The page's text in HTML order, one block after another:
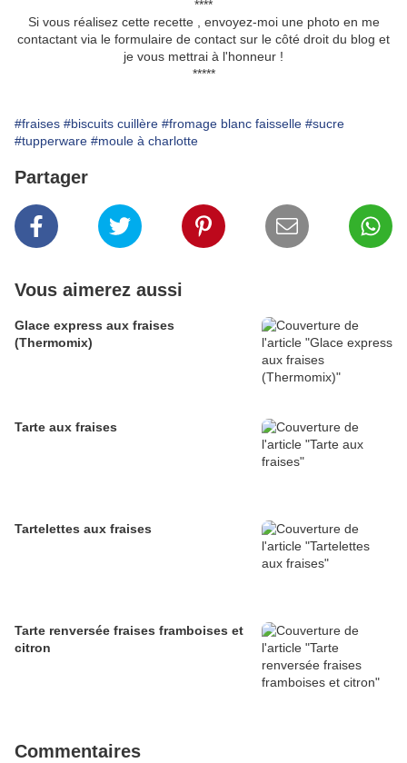
****
Si vous réalisez cette recette , envoyez-moi une photo en me
contactant via le formulaire de contact sur le côté droit du blog et
je vous mettrai à l'honneur !
*****
#fraises #biscuits cuillère #fromage blanc faisselle #sucre
#tupperware #moule à charlotte
Partager
Vous aimerez aussi
Glace express aux fraises
(Thermomix)
Tarte aux fraises
Tartelettes aux fraises
Tarte renversée fraises framboises et
citron
Commentaires